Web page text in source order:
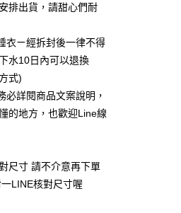
付方式。 讓您購物簡單
排出貨，請甜心們耐
衣ㄧ經拆封後一律不得
水10日內可以退換
式)
必詳閱商品文案說明，
的地方，也歡迎Line線
尺寸 請不介意再下單
LINE核對尺寸喔